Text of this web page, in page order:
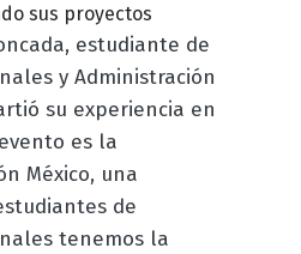
sus proyectos
estudiante de
y Administración
su experiencia en
es la
México, una
de
tenemos la